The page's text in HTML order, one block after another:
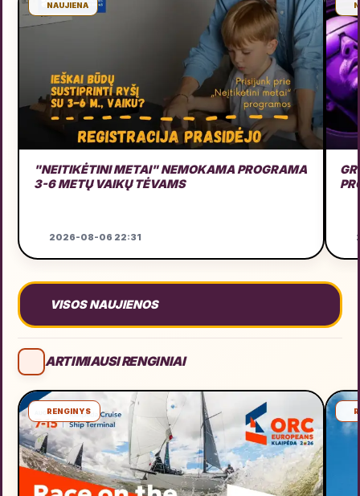
NAUJIENA
"NEITIKĖTINI METAI" NEMOKAMA PROGRAMA
3-6 METŲ VAIKŲ TĖVAMS
2026-08-06 22:31
VISOS NAUJIENOS
ARTIMIAUSI RENGINIAI
RENGINYS